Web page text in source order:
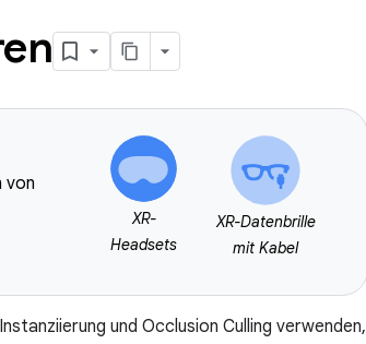
von
XR-
Headsets
XR-Datenbrille
mit Kabel
und Occlusion Culling verwenden,